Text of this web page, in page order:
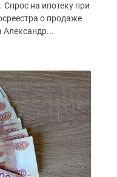
Спрос на ипотеку при
о продаже
Александр...